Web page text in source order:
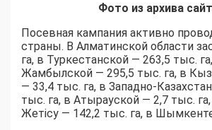
Фото из архива
Посевная кампания активно
страны. В Алматинской области
га, в Туркестанской — 263,5 тыс.
Жамбылской — 295,5 тыс. га, в
— 33,4 тыс. га, в Западно-
тыс. га, в Атырауской — 2,7 тыс.
Жетісу — 142,2 тыс. га, в